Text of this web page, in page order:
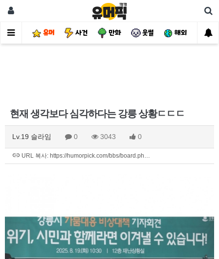
유머 사건 만화 웃썰 해외 핫
현재 생각보다 심각하다는 강릉 상황ㄷㄷㄷ
Lv.19 슬라임 0 3043 0
URL 복사: https://humorpick.com/bbs/board.ph…